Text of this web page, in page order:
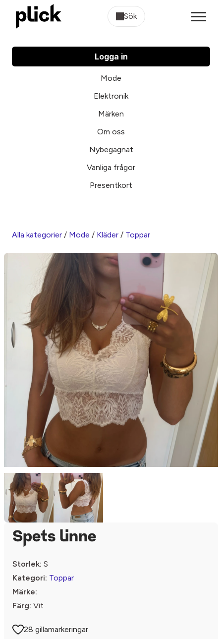
Sök
Logga in
Mode
Elektronik
Märken
Om oss
Nybegagnat
Vanliga frågor
Presentkort
Alla kategorier / Mode / Kläder / Toppar
Spets linne
Storlek: S
Kategori: Toppar
Märke:
Färg: Vit
28 gillamarkeringar